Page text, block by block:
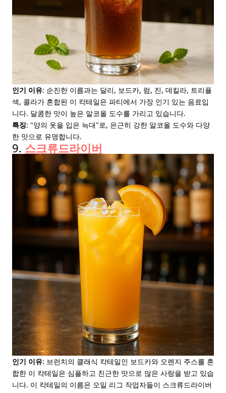
인기 이유: 순진한 이름과는 달리, 보드카, 럼, 진, 데킬라, 트리플
섹, 콜라가 혼합된 이 칵테일은 파티에서 가장 인기 있는 음료입
니다. 달콤한 맛이 높은 알코올 도수를 가리고 있습니다.
특징: "양의 옷을 입은 늑대"로, 은근히 강한 알코올 도수와 다양
한 맛으로 유명합니다.
9. 스크류드라이버
인기 이유: 브런치의 클래식 칵테일인 보드카와 오렌지 주스를 혼
합한 이 칵테일은 심플하고 친근한 맛으로 많은 사랑을 받고 있습
니다. 이 칵테일의 이름은 오일 리그 작업자들이 스크류드라이버